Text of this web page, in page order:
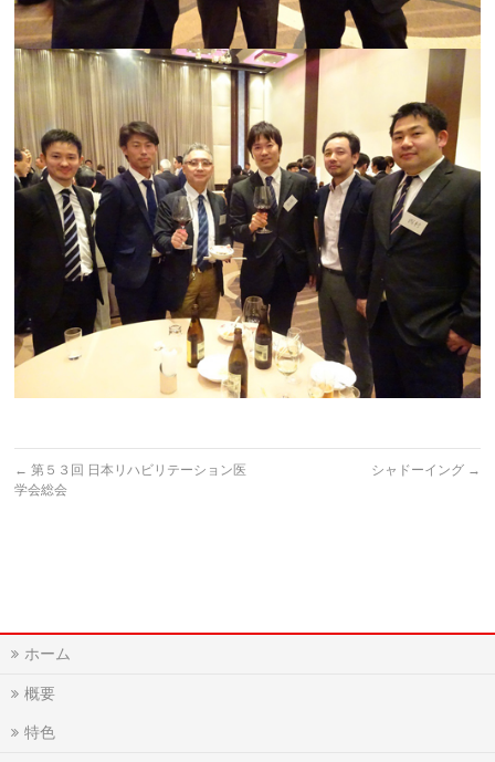
← 第５３回 日本リハビリテーション医
学会総会
シャドーイング →
ホーム
概要
特色